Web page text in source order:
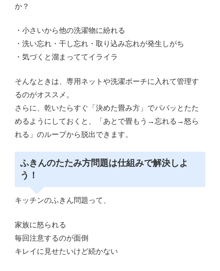
か？
・小さいから他の洗濯物に紛れる
・洗い忘れ・干し忘れ・取り込み忘れが発生しがち
・気づくと溜まっててイライラ
そんなときは、専用ネットや洗濯ポーチに入れて管理す
るのがオススメ。
さらに、乾いたらすぐ「決めた畳み方」でパパッとたた
めるようにしておくと、「あとで畳もう→忘れる→怒ら
れる」のループから脱出できます。
ふきんのたたみ方問題は仕組みで解決しよ
う！
キッチンのふきん問題って、
家族に怒られる
毎回注意するのが面倒
キレイに見せたいけど続かない